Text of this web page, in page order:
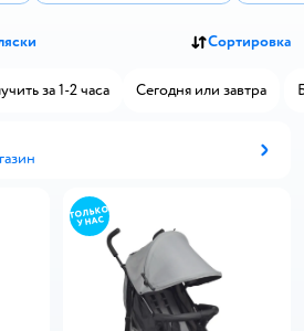
Сортировка
за 1-2 часа Сегодня или завтра